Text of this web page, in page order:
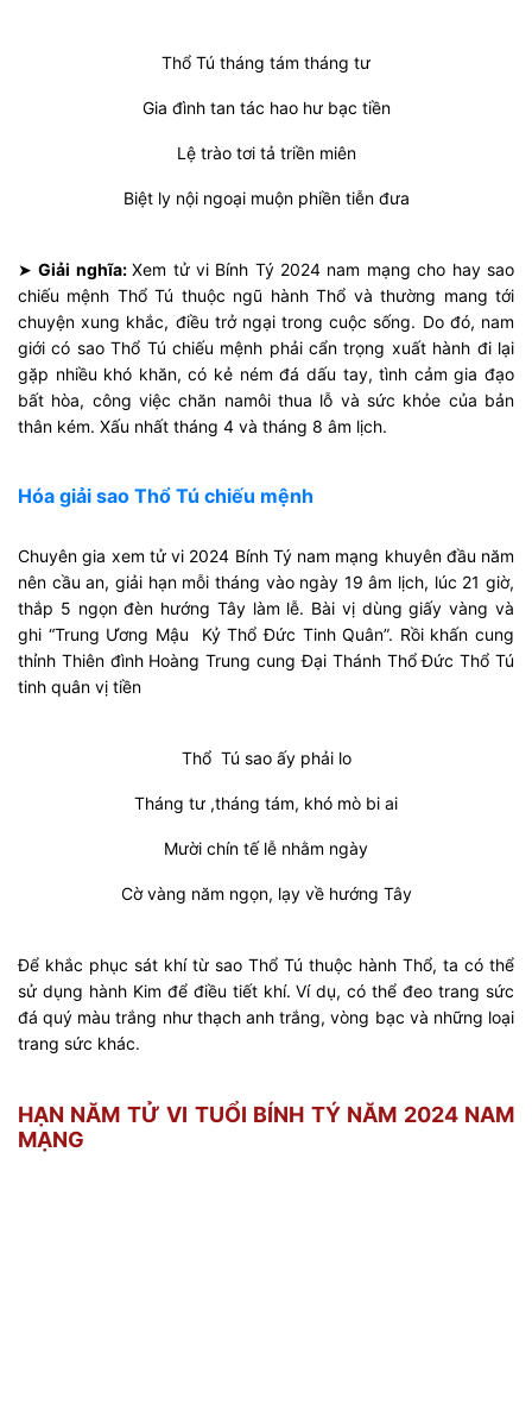
Thổ Tú tháng tám tháng tư
Gia đình tan tác hao hư bạc tiền
Lệ trào tơi tả triền miên
Biệt ly nội ngoại muộn phiền tiễn đưa
➤Giải nghĩa:Xem tử vi Bính Tý 2024 nam mạng cho hay sao
chiếu mệnh Thổ Tú thuộc ngũ hành Thổ và thường mang tới
chuyện xung khắc, điều trở ngại trong cuộc sống. Do đó, nam
giới có sao Thổ Tú chiếu mệnh phải cẩn trọng xuất hành đi lại
gặp nhiều khó khăn, có kẻ ném đá dấu tay, tình cảm gia đạo
bất hòa, công việc chăn namôi thua lỗ và sức khỏe của bản
thân kém. Xấu nhất tháng 4 và tháng 8 âm lịch.
Hóa giải sao Thổ Tú chiếu mệnh
Chuyên gia xem tử vi 2024 Bính Tý nam mạng khuyên đầu năm
nên cầu an, giải hạn mỗi tháng vào ngày 19 âm lịch, lúc 21 giờ,
thắp 5 ngọn đèn hướng Tây làm lễ. Bài vị dùng giấy vàng và
ghi “Trung Ương Mậu Kỷ Thổ Đức Tinh Quân”. Rồi khấn cung
thỉnh Thiên đình Hoàng Trung cung Đại Thánh Thổ Đức Thổ Tú
tinh quân vị tiền
Thổ Tú sao ấy phải lo
Tháng tư ,tháng tám, khó mò bi ai
Mười chín tế lễ nhằm ngày
Cờ vàng năm ngọn, lạy về hướng Tây
Để khắc phục sát khí từ sao Thổ Tú thuộc hành Thổ, ta có thể
sử dụng hành Kim để điều tiết khí. Ví dụ, có thể đeo trang sức
đá quý màu trắng như thạch anh trắng, vòng bạc và những loại
trang sức khác.
HẠN NĂM TỬ VI TUỔI BÍNH TÝ NĂM 2024 NAM
MẠNG